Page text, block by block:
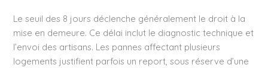
Le seuil des 8 jours déclenche généralement le droit à la
mise en demeure. Ce délai inclut le diagnostic technique et
l’envoi des artisans. Les pannes affectant plusieurs
logements justifient parfois un report, sous réserve d’une